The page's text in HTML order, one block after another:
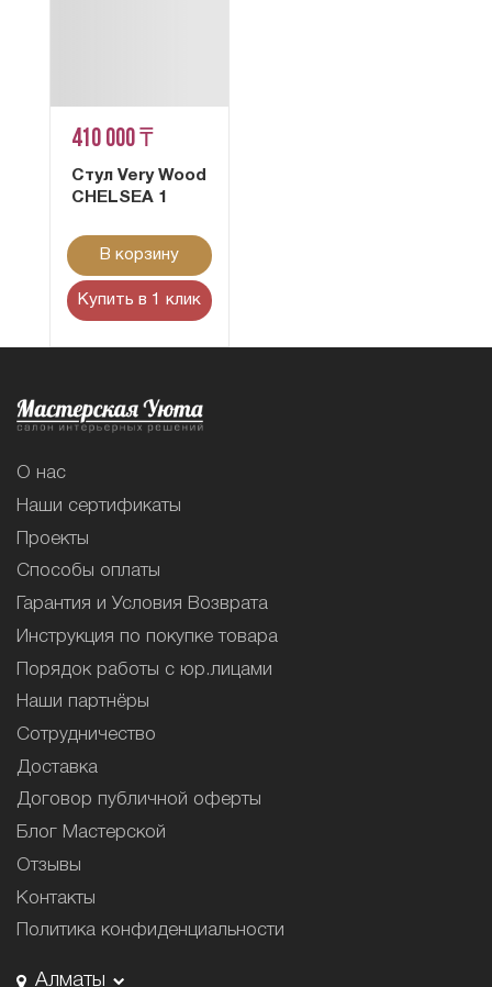
410 000 ₸
Стул Very Wood
CHELSEA 1
В корзину
Купить в 1 клик
О нас
Наши сертификаты
Проекты
Способы оплаты
Гарантия и Условия Возврата
Инструкция по покупке товара
Порядок работы с юр.лицами
Наши партнёры
Сотрудничество
Доставка
Договор публичной оферты
Блог Мастерской
Отзывы
Контакты
Политика конфиденциальности
Алматы